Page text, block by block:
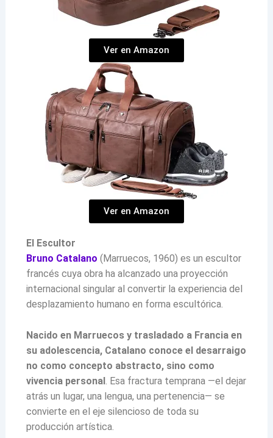
Ver en Amazon
Ver en Amazon
El Escultor
Bruno Catalano (Marruecos, 1960) es un escultor
francés cuya obra ha alcanzado una proyección
internacional singular al convertir la experiencia del
desplazamiento humano en forma escultórica.
Nacido en Marruecos y trasladado a Francia en
su adolescencia, Catalano conoce el desarraigo
no como concepto abstracto, sino como
vivencia personal. Esa fractura temprana —el dejar
atrás un lugar, una lengua, una pertenencia— se
convierte en el eje silencioso de toda su
producción artística.